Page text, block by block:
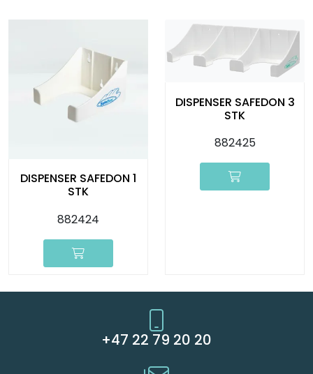
DISPENSER SAFEDON 1
STK
882424
DISPENSER SAFEDON 3
STK
882425
+47 22 79 20 20